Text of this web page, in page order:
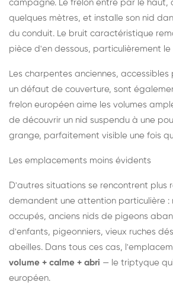
campagne. Le frelon entre par le haut,
quelques mètres, et installe son nid
du conduit. Le bruit caractéristique
pièce d'en dessous, particulièrement le
Les charpentes anciennes, accessibles
un défaut de couverture, sont
frelon européen aime les volumes
de découvrir un nid suspendu à une
grange, parfaitement visible une fois
Les emplacements moins évidents
D'autres situations se rencontrent plus
demandent une attention particulière :
occupés, anciens nids de pigeons
d'enfants, pigeonniers, vieux ruches
abeilles. Dans tous ces cas,
volume + calme + abri — le triptyque
européen.